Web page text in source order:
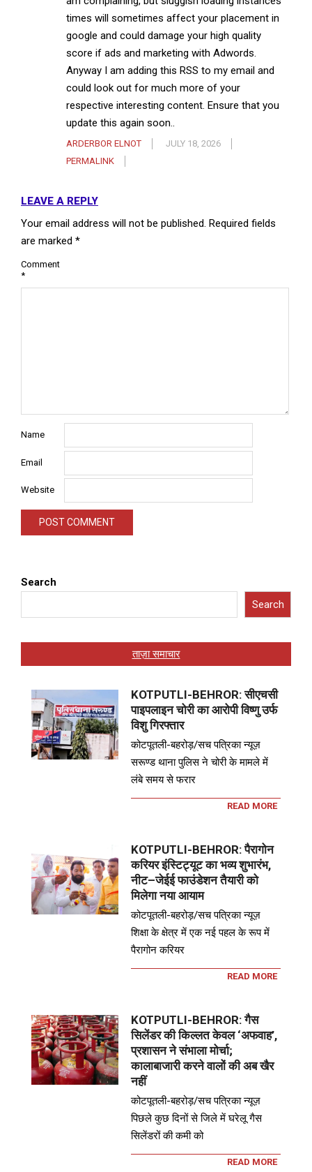
times will sometimes affect your placement in
google and could damage your high quality
score if ads and marketing with Adwords.
Anyway I am adding this RSS to my email and
could look out for much more of your
respective interesting content. Ensure that you
update this again soon..
ARDERBOR ELNOT
JULY 18, 2026
PERMALINK
LEAVE A REPLY
Your email address will not be published. Required fields
are marked *
Comment
*
Name
Email
Website
Search
Search
ताज़ा समाचार
KOTPUTLI-BEHROR: सीएचसी
पाइपलाइन चोरी का आरोपी विष्णु उर्फ
विशु गिरफ्तार
कोटपूतली-बहरोड़/सच पत्रिका न्यूज़
सरूण्ड थाना पुलिस ने चोरी के मामले में
लंबे समय से फरार
READ MORE
KOTPUTLI-BEHROR: पैरागोन
करियर इंस्टिट्यूट का भव्य शुभारंभ,
नीट–जेईई फाउंडेशन तैयारी को
मिलेगा नया आयाम
कोटपूतली-बहरोड़/सच पत्रिका न्यूज़
शिक्षा के क्षेत्र में एक नई पहल के रूप में
पैरागोन करियर
READ MORE
KOTPUTLI-BEHROR: गैस
सिलेंडर की किल्लत केवल ‘अफवाह’,
प्रशासन ने संभाला मोर्चा;
कालाबाजारी करने वालों की अब खैर
नहीं
कोटपूतली-बहरोड़/सच पत्रिका न्यूज़
पिछले कुछ दिनों से जिले में घरेलू गैस
सिलेंडरों की कमी को
READ MORE